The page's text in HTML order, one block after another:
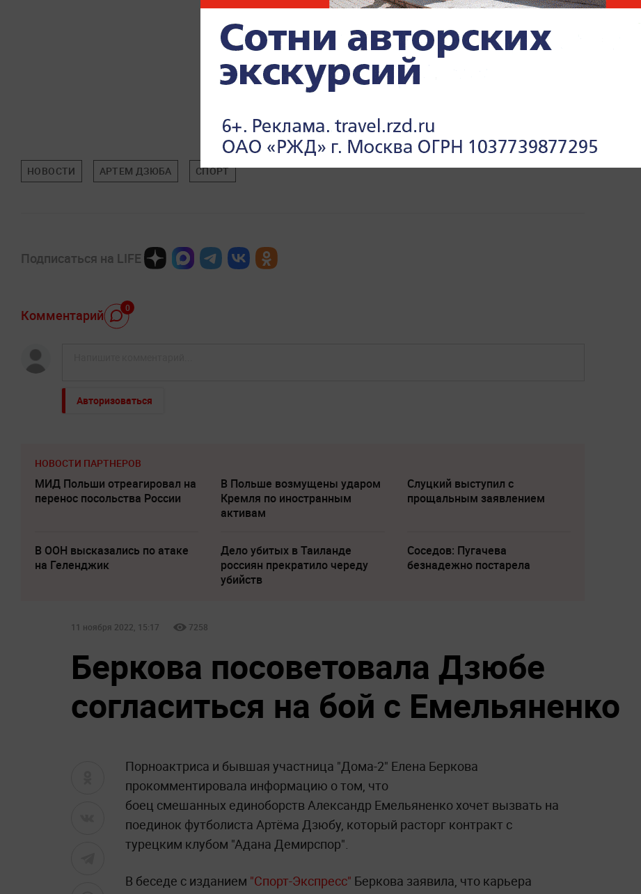
НОВОСТИ АРТЕМ ДЗЮБА СПОРТ
Подписаться на LIFE
Комментарий 0
Авторизоваться
НОВОСТИ ПАРТНЕРОВ
МИД Польши отреагировал на
перенос посольства России
В Польше возмущены ударом
Кремля по иностранным
активам
Слуцкий выступил с
прощальным заявлением
В ООН высказались по атаке
на Геленджик
Дело убитых в Таиланде
россиян прекратило череду
убийств
Соседов: Пугачева
безнадежно постарела
11 ноября 2022, 15:17 7258
Беркова посоветовала Дзюбе
согласиться на бой с Емельяненко
Порноактриса и бывшая участница "Дома-2" Елена Беркова
прокомментировала информацию о том, что
боец смешанных единоборств Александр Емельяненко хочет вызвать на
поединок футболиста Артёма Дзюбу, который расторг контракт с
турецким клубом "Адана Демирспор".
В беседе с изданием "Спорт-Экспресс" Беркова заявила, что карьера